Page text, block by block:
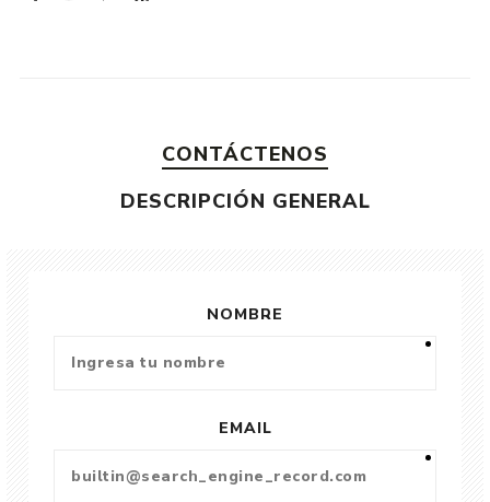
CONTÁCTENOS
DESCRIPCIÓN GENERAL
NOMBRE
EMAIL